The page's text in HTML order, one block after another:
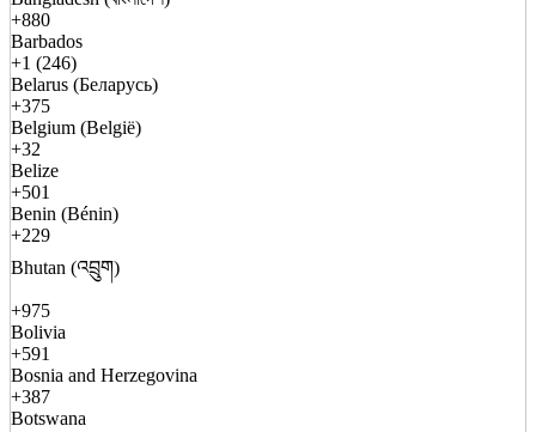
+880
Barbados
+1 (246)
Belarus (Беларусь)
+375
Belgium (België)
+32
Belize
+501
Benin (Bénin)
+229
Bhutan (འབྲུག)
+975
Bolivia
+591
Bosnia and Herzegovina
+387
Botswana